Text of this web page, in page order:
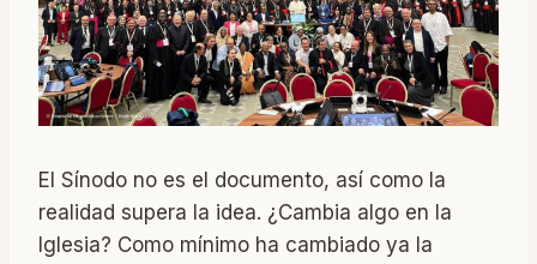
El Sínodo no es el documento, así como la
realidad supera la idea. ¿Cambia algo en la
Iglesia? Como mínimo ha cambiado ya la